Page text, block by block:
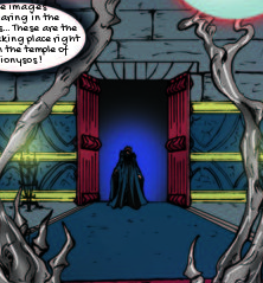
images
in the
These are the
place right
the temple of
!